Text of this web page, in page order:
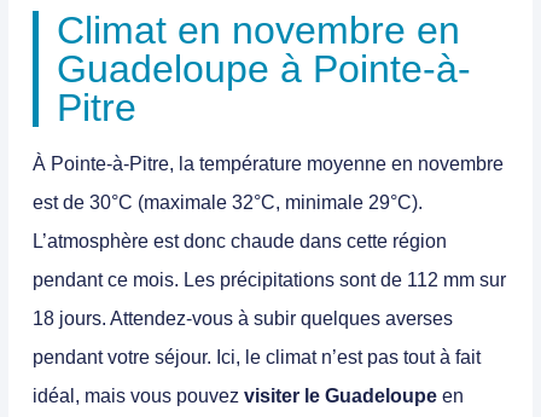
Climat en novembre en
Guadeloupe à Pointe-à-
Pitre
À Pointe-à-Pitre, la température moyenne en novembre
est de 30°C (maximale 32°C, minimale 29°C).
L’atmosphère est donc chaude dans cette région
pendant ce mois. Les précipitations sont de 112 mm sur
18 jours. Attendez-vous à subir quelques averses
pendant votre séjour. Ici, le climat n’est pas tout à fait
idéal, mais vous pouvez visiter le Guadeloupe en